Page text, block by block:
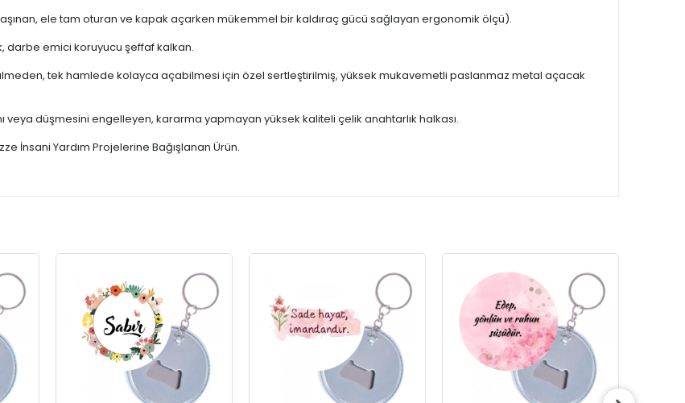
ele tam oturan ve kapak açarken mükemmel bir kaldıraç gücü sağlayan ergonomik ölçü).
darbe emici koruyucu şeffaf kalkan.
tek hamlede kolayca açabilmesi için özel sertleştirilmiş, yüksek mukavemetli paslanmaz metal açacak
veya düşmesini engelleyen, kararma yapmayan yüksek kaliteli çelik anahtarlık halkası.
İnsani Yardım Projelerine Bağışlanan Ürün.